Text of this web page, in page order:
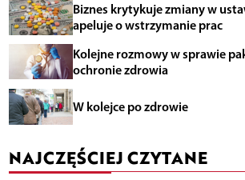
Biznes krytykuje zmiany w
apeluje o wstrzymanie prac
Kolejne rozmowy w sprawie
ochronie zdrowia
W kolejce po zdrowie
NAJCZĘŚCIEJ CZYTANE